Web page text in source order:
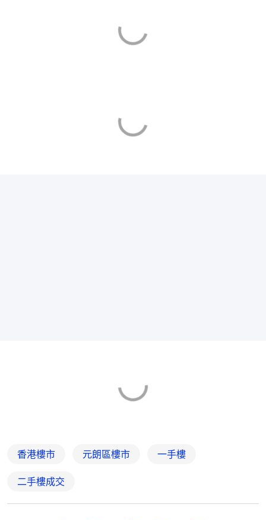
香港樓市 元朗區樓市 一手樓
二手樓成交